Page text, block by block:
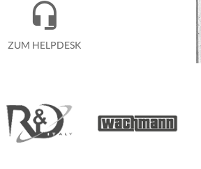
ZUM HELPDESK